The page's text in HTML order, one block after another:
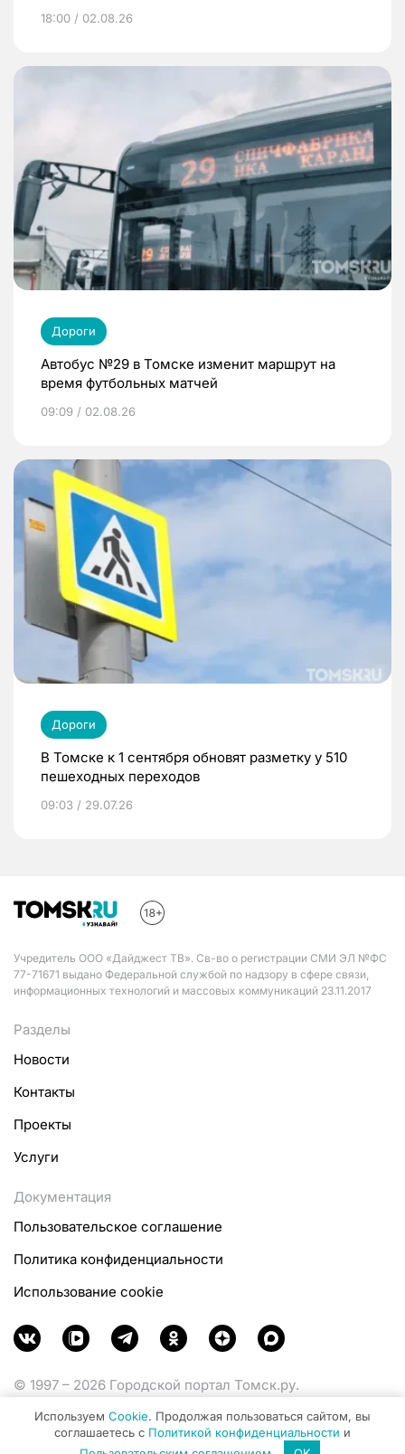
18:00 / 02.08.26
Дороги
Автобус №29 в Томске изменит маршрут на
время футбольных матчей
09:09 / 02.08.26
Дороги
В Томске к 1 сентября обновят разметку у 510
пешеходных переходов
09:03 / 29.07.26
Учредитель ООО «Дайджест ТВ». Св-во о регистрации СМИ ЭЛ №ФС
77-71671 выдано Федеральной службой по надзору в сфере связи,
информационных технологий и массовых коммуникаций 23.11.2017
Разделы
Новости
Контакты
Проекты
Услуги
Документация
Пользовательское соглашение
Политика конфиденциальности
Использование cookie
© 1997 – 2026 Городской портал Томск.ру.
Министерства цифрового развития, связи и массовых
коммуникаций Российской Федерации.
Используем Cookie. Продолжая пользоваться сайтом, вы
соглашаетесь с Политикой конфиденциальности и